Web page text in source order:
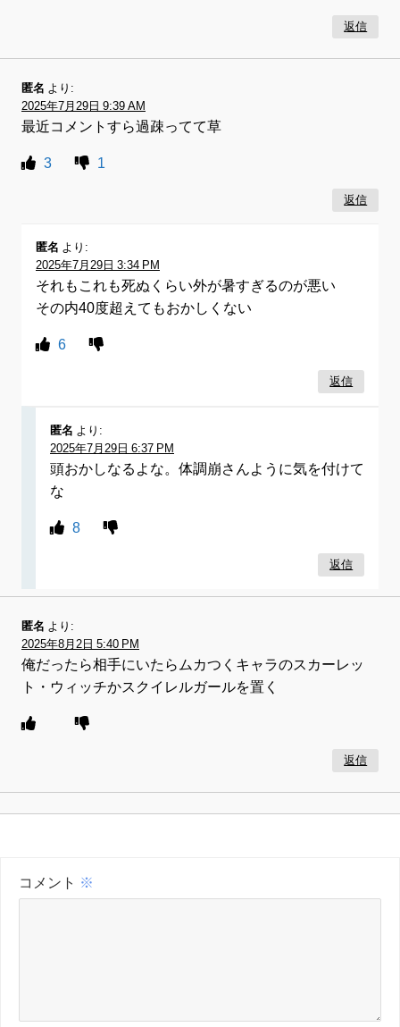
返信
匿名 より:
2025年7月29日 9:39 AM
最近コメントすら過疎ってて草
3 1
返信
匿名 より:
2025年7月29日 3:34 PM
それもこれも死ぬくらい外が暑すぎるのが悪い
その内40度超えてもおかしくない
6
返信
匿名 より:
2025年7月29日 6:37 PM
頭おかしなるよな。体調崩さんように気を付けて
な
8
返信
匿名 より:
2025年8月2日 5:40 PM
俺だったら相手にいたらムカつくキャラのスカーレッ
ト・ウィッチかスクイレルガールを置く
返信
コメント ※